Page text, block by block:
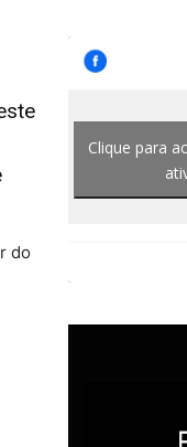
do
Clique para